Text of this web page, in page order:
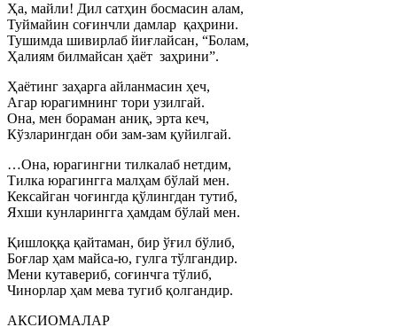
Ҳа, майли! Дил сатҳин босмасин алам,
Туймайин соғинчли дамлар қаҳрини.
Тушимда шивирлаб йиғлайсан, “Болам,
Ҳалиям билмайсан ҳаёт заҳрини”.
Ҳаётинг заҳарга айланмасин ҳеч,
Агар юрагимнинг тори узилгай.
Она, мен бораман аниқ, эрта кеч,
Кўзларингдан оби зам-зам қуйилгай.
…Она, юрагингни тилкалаб нетдим,
Тилка юрагингга малҳам бўлай мен.
Кексайган чоғингда қўлингдан тутиб,
Яхши кунларингга ҳамдам бўлай мен.
Қишлоққа қайтаман, бир ўғил бўлиб,
Боғлар ҳам майса-ю, гулга тўлгандир.
Мени кутавериб, соғинчга тўлиб,
Чинорлар ҳам мева тугиб қолгандир.
АКСИОМАЛАР